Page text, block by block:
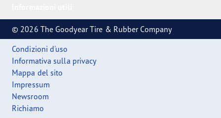
© 2026 The Goodyear Tire & Rubber Company
Condizioni d'uso
Informativa sulla privacy
Mappa del sito
Impressum
Newsroom
Richiamo